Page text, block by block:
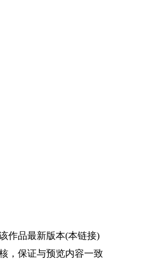
作品最新版本(本链接)
，保证与预览内容一致